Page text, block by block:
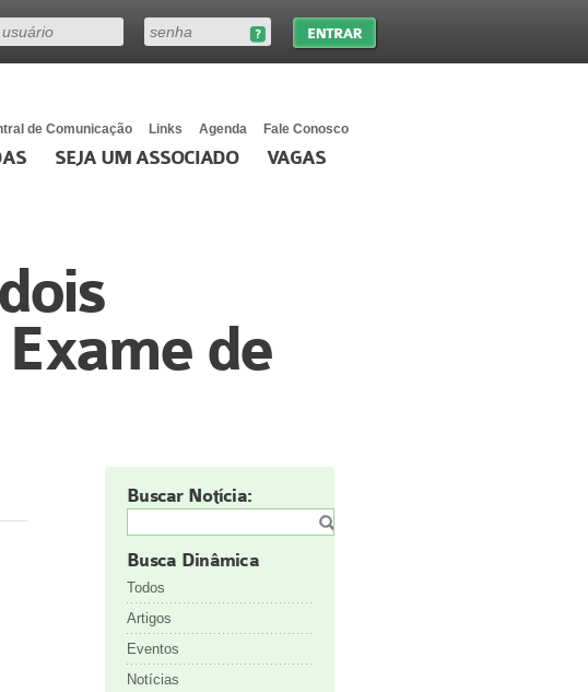
de Comunicação Links Agenda Fale Conosco
SEJA UM ASSOCIADO VAGAS
de
Buscar Notícia:
Busca Dinâmica
Todos
Artigos
Eventos
Notícias